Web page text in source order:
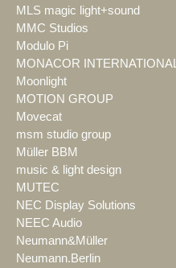
MLS magic light+sound
MMC Studios
Modulo Pi
MONACOR INTERNATIONAL
Moonlight
MOTION GROUP
Movecat
msm studio group
Müller BBM
music & light design
MUTEC
NEC Display Solutions
NEEC Audio
Neumann&Müller
Neumann.Berlin